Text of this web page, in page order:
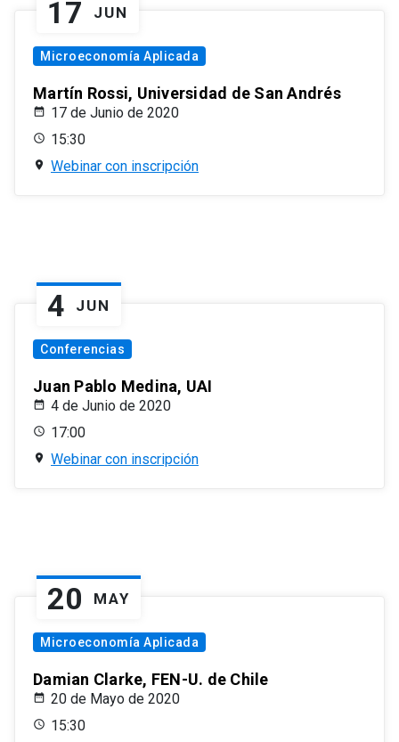
17 JUN
Microeconomía Aplicada
Martín Rossi, Universidad de San Andrés
17 de Junio de 2020
15:30
Webinar con inscripción
4 JUN
Conferencias
Juan Pablo Medina, UAI
4 de Junio de 2020
17:00
Webinar con inscripción
20 MAY
Microeconomía Aplicada
Damian Clarke, FEN-U. de Chile
20 de Mayo de 2020
15:30